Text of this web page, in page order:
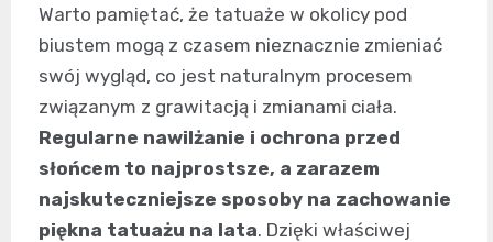
Warto pamiętać, że tatuaże w okolicy pod
biustem mogą z czasem nieznacznie zmieniać
swój wygląd, co jest naturalnym procesem
związanym z grawitacją i zmianami ciała.
Regularne nawilżanie i ochrona przed
słońcem to najprostsze, a zarazem
najskuteczniejsze sposoby na zachowanie
piękna tatuażu na lata. Dzięki właściwej